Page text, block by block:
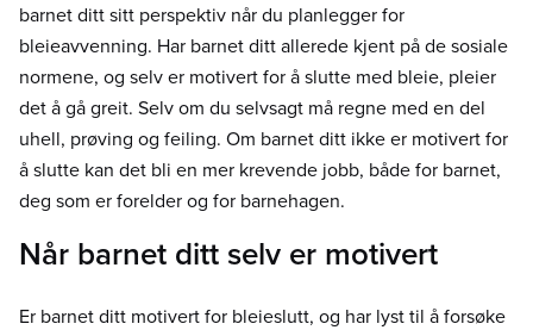
barnet ditt sitt perspektiv når du planlegger for
bleieavvenning. Har barnet ditt allerede kjent på de sosiale
normene, og selv er motivert for å slutte med bleie, pleier
det å gå greit. Selv om du selvsagt må regne med en del
uhell, prøving og feiling. Om barnet ditt ikke er motivert for
å slutte kan det bli en mer krevende jobb, både for barnet,
deg som er forelder og for barnehagen.
Når barnet ditt selv er motivert
Er barnet ditt motivert for bleieslutt, og har lyst til å forsøke